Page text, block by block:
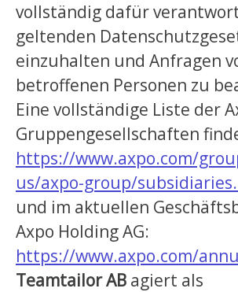
vollständig dafür
geltenden
einzuhalten und Anfragen
betroffenen Personen zu
Eine vollständige Liste der
Gruppengesellschaften
https://www.axpo.com/
us/axpo-group/
und im aktuellen
Axpo Holding AG:
https://www.axpo.com/
Teamtailor AB agiert als